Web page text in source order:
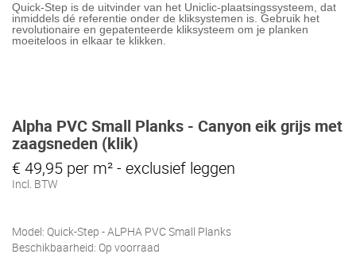
Quick-Step is de uitvinder van het Uniclic-plaatsingssysteem, dat
inmiddels dé referentie onder de kliksystemen is. Gebruik het
revolutionaire en gepatenteerde kliksysteem om je planken
moeiteloos in elkaar te klikken.
Alpha PVC Small Planks - Canyon eik grijs met
zaagsneden (klik)
€ 49,95 per m² - exclusief leggen
Incl. BTW
Model: Quick-Step - ALPHA PVC Small Planks
Beschikbaarheid: Op voorraad